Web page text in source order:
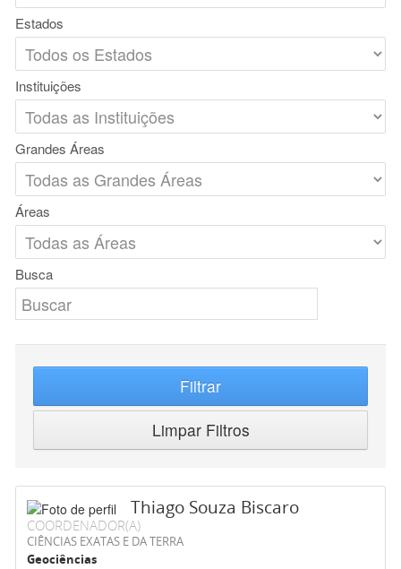
Estados
Instituições
Grandes Áreas
Áreas
Busca
Filtrar
Limpar Filtros
Thiago Souza Biscaro
COORDENADOR(A)
CIÊNCIAS EXATAS E DA TERRA
Geociências